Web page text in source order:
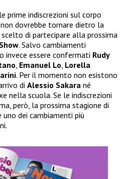
prime indiscrezioni sul corpo
non dovrebbe tornare dietro la
di partecipare alla prossima
. Salvo cambiamenti
invece essere confermati Rudy
Emanuel Lo Lorella
. Per il momento non esistono
di Alessio Sakara né
nella scuola. Se le indiscrezioni
però, la prossima stagione di
dei cambiamenti più